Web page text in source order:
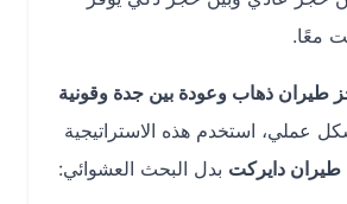
ذهاب وعودة بين جدة وقونية
استخدم هذه الاستراتيجية
دايركتبدل البحث العشوائي: